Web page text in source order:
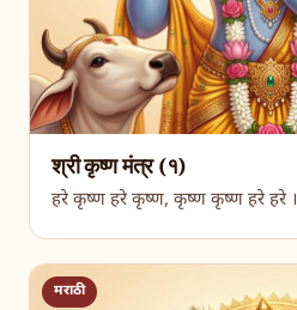
श्री कृष्ण मंत्र (१)
हरे कृष्ण हरे कृष्ण, कृष्ण कृष्ण हरे हरे ।
मराठी